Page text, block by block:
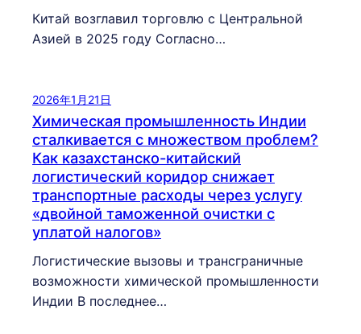
Китай возглавил торговлю с Центральной
Азией в 2025 году Согласно…
2026年1月21日
Химическая промышленность Индии
сталкивается с множеством проблем?
Как казахстанско-китайский
логистический коридор снижает
транспортные расходы через услугу
«двойной таможенной очистки с
уплатой налогов»
Логистические вызовы и трансграничные
возможности химической промышленности
Индии В последнее…